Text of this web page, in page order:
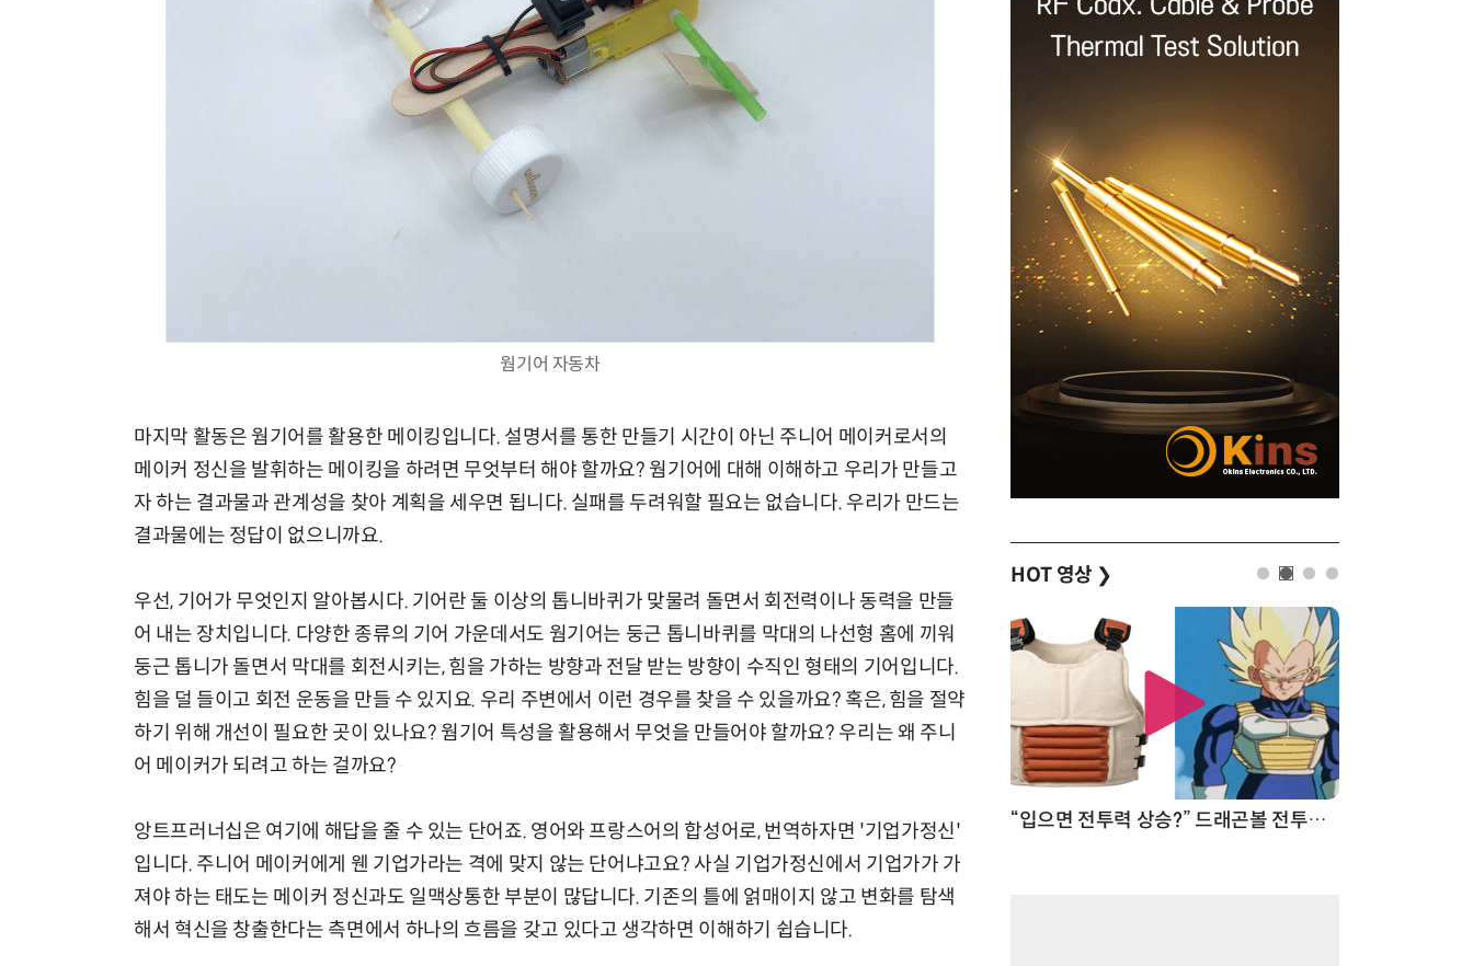
웜기어 자동차
마지막 활동은 웜기어를 활용한 메이킹입니다. 설명서를 통한 만들기 시간이 아닌 주니어 메이커로서의
메이커 정신을 발휘하는 메이킹을 하려면 무엇부터 해야 할까요? 웜기어에 대해 이해하고 우리가 만들고
자 하는 결과물과 관계성을 찾아 계획을 세우면 됩니다. 실패를 두려워할 필요는 없습니다. 우리가 만드는
결과물에는 정답이 없으니까요.
우선, 기어가 무엇인지 알아봅시다. 기어란 둘 이상의 톱니바퀴가 맞물려 돌면서 회전력이나 동력을 만들
어 내는 장치입니다. 다양한 종류의 기어 가운데서도 웜기어는 둥근 톱니바퀴를 막대의 나선형 홈에 끼워
둥근 톱니가 돌면서 막대를 회전시키는, 힘을 가하는 방향과 전달 받는 방향이 수직인 형태의 기어입니다.
힘을 덜 들이고 회전 운동을 만들 수 있지요. 우리 주변에서 이런 경우를 찾을 수 있을까요? 혹은, 힘을 절약
하기 위해 개선이 필요한 곳이 있나요? 웜기어 특성을 활용해서 무엇을 만들어야 할까요? 우리는 왜 주니
어 메이커가 되려고 하는 걸까요?
앙트프러너십은 여기에 해답을 줄 수 있는 단어죠. 영어와 프랑스어의 합성어로, 번역하자면 '기업가정신'
입니다. 주니어 메이커에게 웬 기업가라는 격에 맞지 않는 단어냐고요? 사실 기업가정신에서 기업가가 가
져야 하는 태도는 메이커 정신과도 일맥상통한 부분이 많답니다. 기존의 틀에 얽매이지 않고 변화를 탐색
해서 혁신을 창출한다는 측면에서 하나의 흐름을 갖고 있다고 생각하면 이해하기 쉽습니다.
HOT 영상 ❯
“계속 쫓아왔다”…도망치던 우크라 민간인 공격한 러 자폭 드론 “입으면 전투력 상승?” 드래곤볼 전투복 닮은 중량조끼